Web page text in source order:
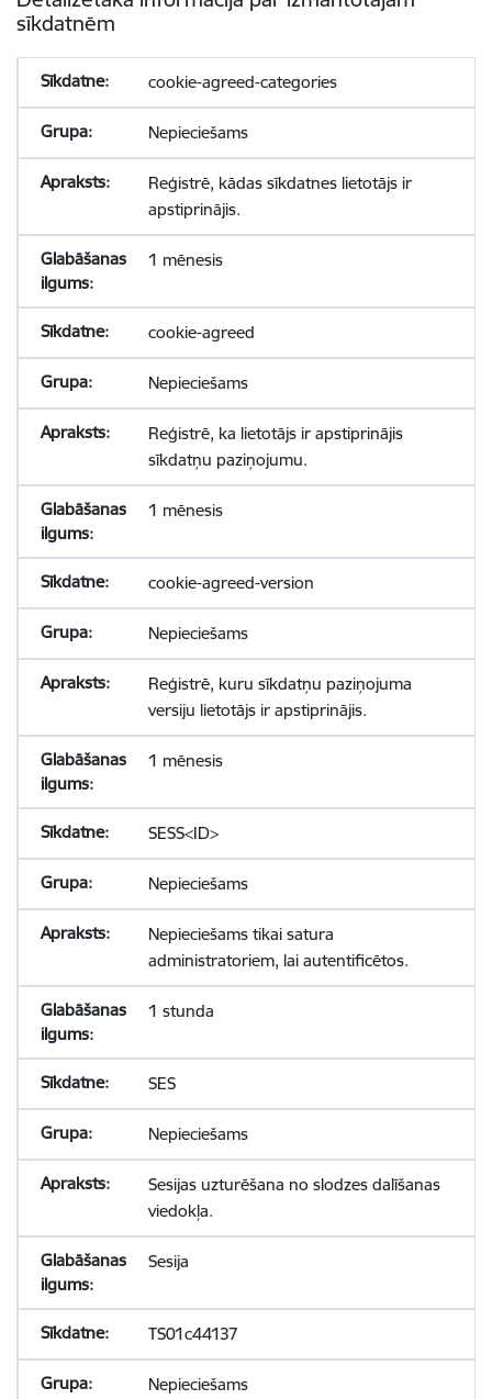
sīkdatnēm
cookie-agreed-categories
Nepieciešams
Reģistrē, kādas sīkdatnes lietotājs ir
apstiprinājis.
1 mēnesis
cookie-agreed
Nepieciešams
Reģistrē, ka lietotājs ir apstiprinājis
sīkdatņu paziņojumu.
1 mēnesis
cookie-agreed-version
Nepieciešams
Reģistrē, kuru sīkdatņu paziņojuma
versiju lietotājs ir apstiprinājis.
1 mēnesis
SESS<ID>
Nepieciešams
Nepieciešams tikai satura
administratoriem, lai autentificētos.
1 stunda
SES
Nepieciešams
Sesijas uzturēšana no slodzes dalīšanas
viedokļa.
Sesija
TS01c44137
Nepieciešams